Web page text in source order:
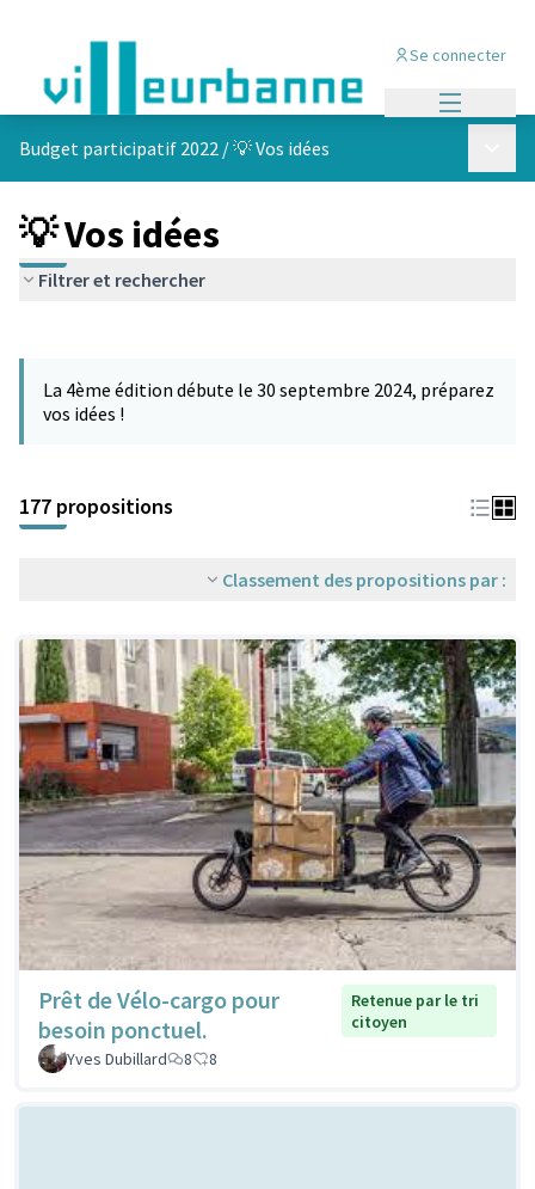
Se connecter
Budget participatif 2022 /💡 Vos idées
💡 Vos idées
Filtrer et rechercher
−
La 4ème édition débute le 30 septembre 2024, préparez
vos idées !
177 propositions
Classement des propositions par :
Prêt de Vélo-cargo pour
besoin ponctuel.
Retenue par le tri
citoyen
Yves Dubillard
8 8